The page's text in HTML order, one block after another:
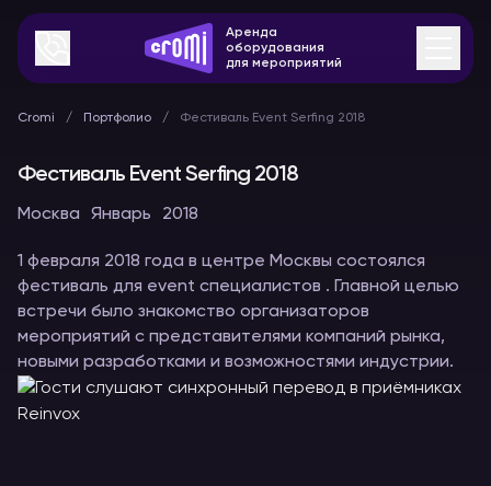
Аренда
оборудования
для мероприятий
Cromi Портфолио Фестиваль Event Serfing 2018
Фестиваль Event Serfing 2018
Москва Январь 2018
1 февраля 2018 года в центре Москвы состоялся
фестиваль для event специалистов . Главной целью
встречи было знакомство организаторов
мероприятий с представителями компаний рынка,
новыми разработками и возможностями индустрии.